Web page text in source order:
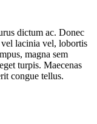
dictum ac. Donec
lacinia vel, lobortis
magna sem
turpis. Maecenas
congue tellus.